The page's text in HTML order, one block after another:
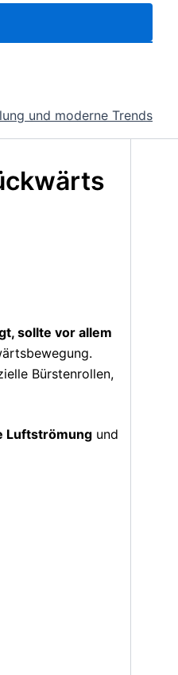
und moderne Trends
sollte vor allem
Bürstenrollen,
Luftströmung und